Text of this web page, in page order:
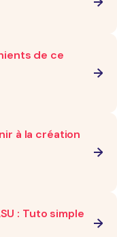
de ce
à la création
: Tuto simple